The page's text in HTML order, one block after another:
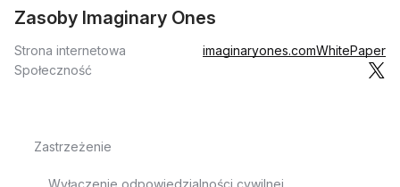
Zasoby Imaginary Ones
Strona internetowa imaginaryones.comWhitePaper
Społeczność
Zastrzeżenie
Wyłączenie odpowiedzialności cywilnej